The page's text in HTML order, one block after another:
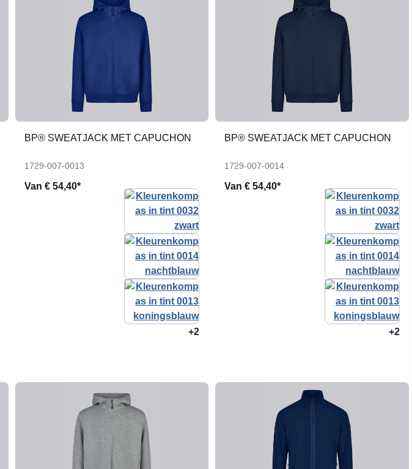
BP® SWEATJACK MET CAPUCHON
1729-007-0013
Van € 54,40*
+2
BP® SWEATJACK MET CAPUCHON
1729-007-0014
Van€ 54,40*
+2